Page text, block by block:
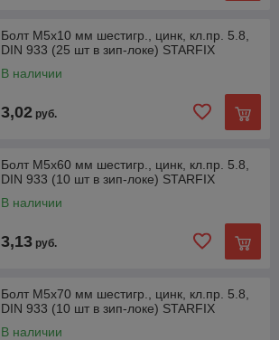
Болт М5х10 мм шестигр., цинк, кл.пр. 5.8,
DIN 933 (25 шт в зип-локе) STARFIX
В наличии
3,02 руб.
Болт М5х60 мм шестигр., цинк, кл.пр. 5.8,
DIN 933 (10 шт в зип-локе) STARFIX
В наличии
3,13 руб.
Болт М5х70 мм шестигр., цинк, кл.пр. 5.8,
DIN 933 (10 шт в зип-локе) STARFIX
В наличии